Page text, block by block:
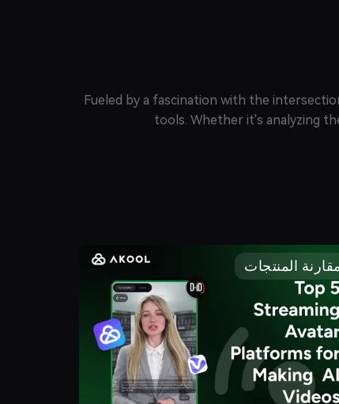
Fueled by a fascination with the
tools. Whether it's analyzing
المنتجات